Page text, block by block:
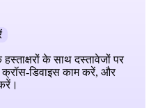
के साथ दस्तावेजों पर
क्रॉस-डिवाइस काम करें, और